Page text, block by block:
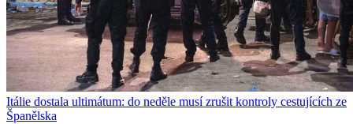
Itálie dostala ultimátum: do neděle musí zrušit kontroly cestujících ze
Španělska